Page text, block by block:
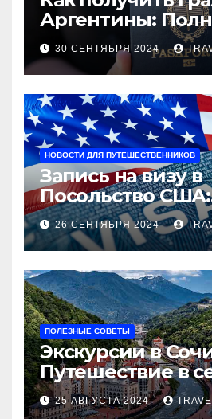
Аргентины:
руководство
30 СЕНТЯБРЯ 2024
НОВОСТИ ДЛЯ ПУТЕШЕСТВЕННИКОВ
Запись на визу в
Посольство США:
Пошаговое
26 СЕНТЯБРЯ 2024
ПОЛЕЗНЫЕ СОВЕТЫ
Экскурсии в
Путешествие в
Черноморского
25 АВГУСТА 2024